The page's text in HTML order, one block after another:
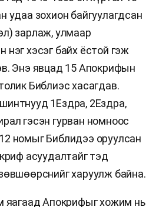
удаа зохион байгуулагдсан
зарлаж, улмаар
хэсэг байх ёстой гэж
Энэ явцад 15 Апокрифын
Библиэс хасагдав.
1Ездра, 2Ездра,
гэсэн гурван номноос
номыг Библидээ оруулсан
асуудалтайг тэд
харуулж байна.
яагаад Апокрифыг хожим нь